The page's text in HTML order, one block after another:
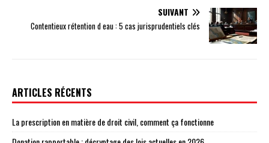
SUIVANT
Contentieux rétention d eau : 5 cas jurisprudentiels clés
ARTICLES RÉCENTS
La prescription en matière de droit civil, comment ça fonctionne